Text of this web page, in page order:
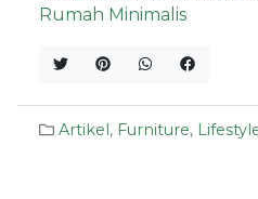
Rumah Minimalis
Artikel, Furniture,